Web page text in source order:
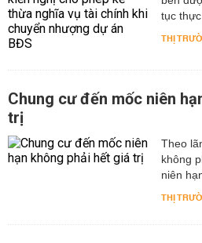
tục
THỊ
Chung cư đến mốc niên
trị
Theo
không
niên
THỊ